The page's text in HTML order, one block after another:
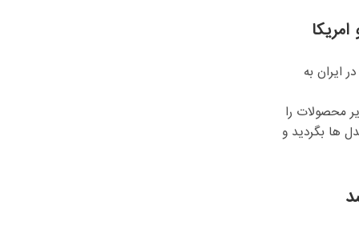
ایران به
محصولات را
ها بگردید و